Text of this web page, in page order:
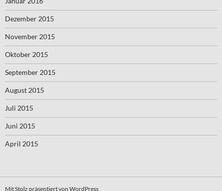
Dezember 2015
November 2015
Oktober 2015
September 2015
August 2015
Juli 2015
Juni 2015
April 2015
Mit Stolz präsentiert von WordPress